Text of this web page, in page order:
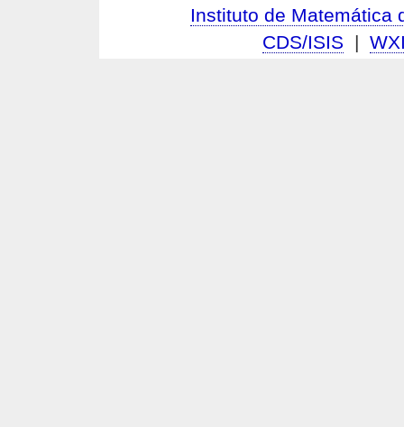
Instituto de Matemática
CDS/ISIS |